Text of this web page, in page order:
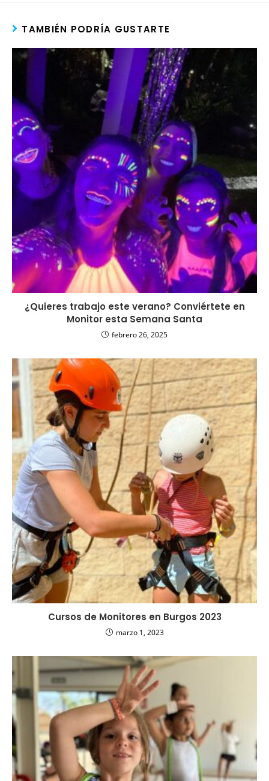
TAMBIÉN PODRÍA GUSTARTE
¿Quieres trabajo este verano? Conviértete en
Monitor esta Semana Santa
febrero 26, 2025
Cursos de Monitores en Burgos 2023
marzo 1, 2023